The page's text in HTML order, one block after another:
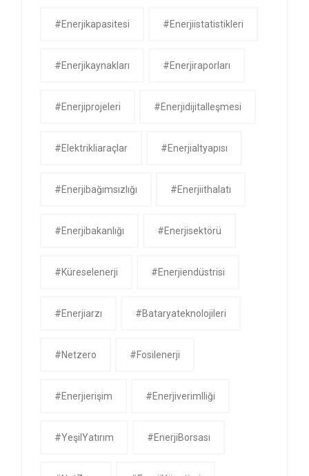
#enerjikapasitesi #enerjiistatistikleri
#enerjikaynakları #enerjiraporları
#enerjiprojeleri #enerjidijitalleşmesi
#elektrikliaraçlar #enerjialtyapısı
#enerjibağımsızlığı #enerjiithalatı
#enerjibakanlığı #enerjisektörü
#küreselenerji #enerjiendüstrisi
#enerjiarzı #bataryateknolojileri
#netzero #fosilenerji
#enerjierişim #enerjiverimlliği
#YeşilYatırım #EnerjiBorsası